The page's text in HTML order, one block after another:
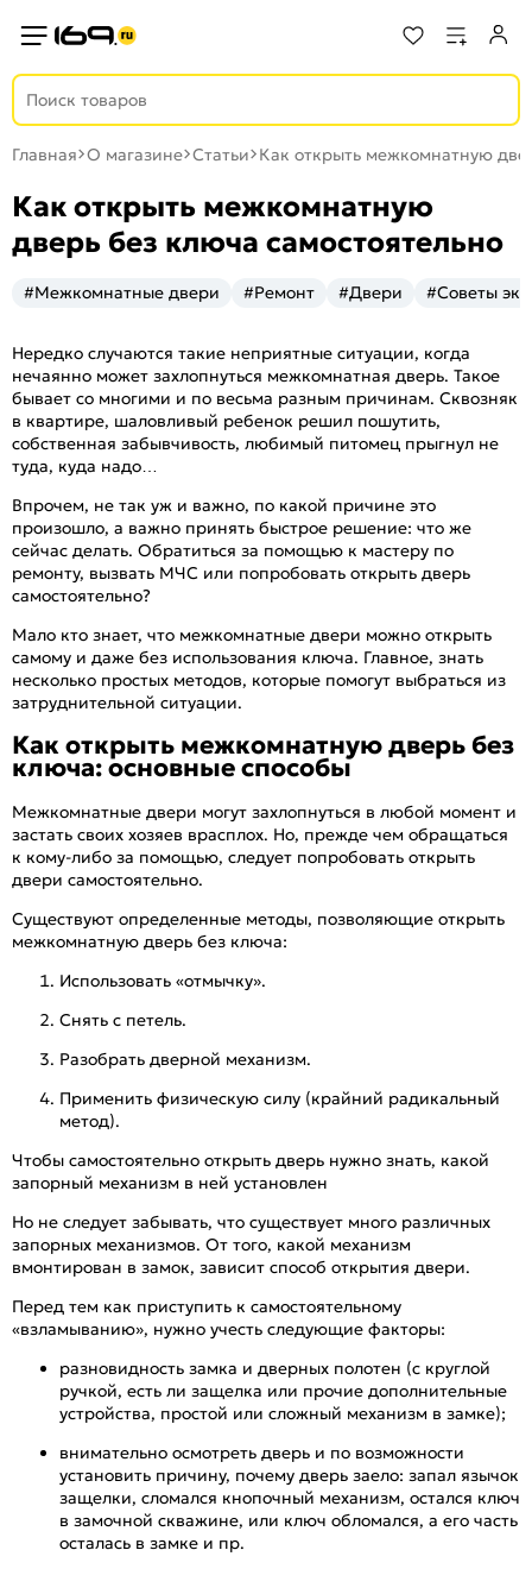
Главная О магазине Статьи Как открыть межкомнатную
Как открыть межкомнатную
дверь без ключа самостоятельно
#Межкомнатные двери #Ремонт #Двери #Советы
Нередко случаются такие неприятные ситуации, когда
нечаянно может захлопнуться межкомнатная дверь. Такое
бывает со многими и по весьма разным причинам. Сквозняк
в квартире, шаловливый ребенок решил пошутить,
собственная забывчивость, любимый питомец прыгнул не
туда, куда надо…
Впрочем, не так уж и важно, по какой причине это
произошло, а важно принять быстрое решение: что же
сейчас делать. Обратиться за помощью к мастеру по
ремонту, вызвать МЧС или попробовать открыть дверь
самостоятельно?
Мало кто знает, что межкомнатные двери можно открыть
самому и даже без использования ключа. Главное, знать
несколько простых методов, которые помогут выбраться из
затруднительной ситуации.
Как открыть межкомнатную дверь без
ключа: основные способы
Межкомнатные двери могут захлопнуться в любой момент и
застать своих хозяев врасплох. Но, прежде чем обращаться
к кому-либо за помощью, следует попробовать открыть
двери самостоятельно.
Существуют определенные методы, позволяющие открыть
межкомнатную дверь без ключа:
Использовать «отмычку».
Снять с петель.
Разобрать дверной механизм.
Применить физическую силу (крайний радикальный
метод).
Чтобы самостоятельно открыть дверь нужно знать, какой
запорный механизм в ней установлен
Но не следует забывать, что существует много различных
запорных механизмов. От того, какой механизм
вмонтирован в замок, зависит способ открытия двери.
Перед тем как приступить к самостоятельному
«взламыванию», нужно учесть следующие факторы:
разновидность замка и дверных полотен (с круглой
ручкой, есть ли защелка или прочие дополнительные
устройства, простой или сложный механизм в замке);
внимательно осмотреть дверь и по возможности
установить причину, почему дверь заело: запал язычок
защелки, сломался кнопочный механизм, остался ключ
в замочной скважине, или ключ обломался, а его часть
осталась в замке и пр.